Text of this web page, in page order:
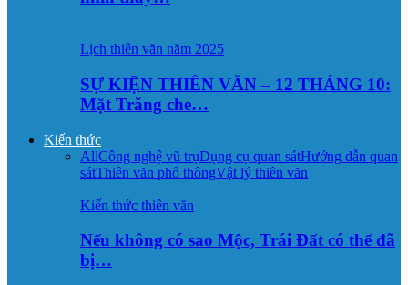
Lịch thiên văn năm 2025
SỰ KIỆN THIÊN VĂN – 12 THÁNG 10:
Mặt Trăng che…
Kiến thức
AllCông nghệ vũ trụDụng cụ quan sátHướng dẫn quan
sátThiên văn phổ thôngVật lý thiên văn
Kiến thức thiên văn
Nếu không có sao Mộc, Trái Đất có thể đã
bị…